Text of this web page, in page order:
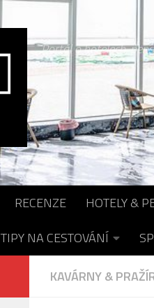
Portál o hotelech,
RECENZE HOTELY &
TIPY NA CESTOVÁNÍ
KAVÁRNY &